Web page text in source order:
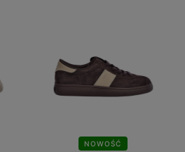
NOWOŚĆ